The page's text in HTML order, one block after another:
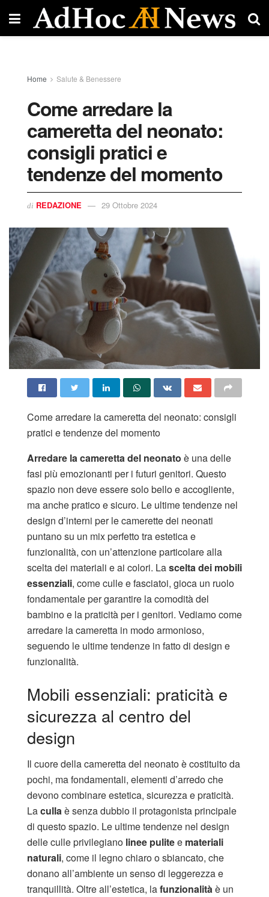
Home Salute & Benessere
Come arredare la
cameretta del neonato:
consigli pratici e
tendenze del momento
di REDAZIONE 29 Ottobre 2024
Come arredare la cameretta del neonato: consigli
pratici e tendenze del momento
Arredare la cameretta del neonato è una delle
fasi più emozionanti per i futuri genitori. Questo
spazio non deve essere solo bello e accogliente,
ma anche pratico e sicuro. Le ultime tendenze nel
design d’interni per le camerette dei neonati
puntano su un mix perfetto tra estetica e
funzionalità, con un’attenzione particolare alla
scelta dei materiali e ai colori. Lascelta dei mobili
essenziali, come culle e fasciatoi, gioca un ruolo
fondamentale per garantire la comodità del
bambino e la praticità per i genitori. Vediamo come
arredare la cameretta in modo armonioso,
seguendo le ultime tendenze in fatto di design e
funzionalità.
Mobili essenziali: praticità e
sicurezza al centro del
design
Il cuore della cameretta del neonato è costituito da
pochi, ma fondamentali, elementi d’arredo che
devono combinare estetica, sicurezza e praticità.
Lacullaè senza dubbio il protagonista principale
di questo spazio. Le ultime tendenze nel design
delle culle privilegiano linee pulitee materiali
naturali, come il legno chiaro o sbiancato, che
donano all’ambiente un senso di leggerezza e
tranquillità. Oltre all’estetica, lafunzionalitàè un